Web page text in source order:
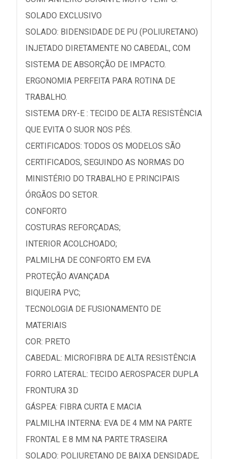
SOLADO EXCLUSIVO
SOLADO: BIDENSIDADE DE PU (POLIURETANO)
INJETADO DIRETAMENTE NO CABEDAL, COM
SISTEMA DE ABSORÇÃO DE IMPACTO.
ERGONOMIA PERFEITA PARA ROTINA DE
TRABALHO.
SISTEMA DRY-E : TECIDO DE ALTA RESISTÊNCIA
QUE EVITA O SUOR NOS PÉS.
CERTIFICADOS: TODOS OS MODELOS SÃO
CERTIFICADOS, SEGUINDO AS NORMAS DO
MINISTÉRIO DO TRABALHO E PRINCIPAIS
ÓRGÃOS DO SETOR.
CONFORTO
COSTURAS REFORÇADAS;
INTERIOR ACOLCHOADO;
PALMILHA DE CONFORTO EM EVA
PROTEÇÃO AVANÇADA
BIQUEIRA PVC;
TECNOLOGIA DE FUSIONAMENTO DE
MATERIAIS
COR: PRETO
CABEDAL: MICROFIBRA DE ALTA RESISTÊNCIA
FORRO LATERAL: TECIDO AEROSPACER DUPLA
FRONTURA 3D
GÁSPEA: FIBRA CURTA E MACIA
PALMILHA INTERNA: EVA DE 4 MM NA PARTE
FRONTAL E 8 MM NA PARTE TRASEIRA
SOLADO: POLIURETANO DE BAIXA DENSIDADE,